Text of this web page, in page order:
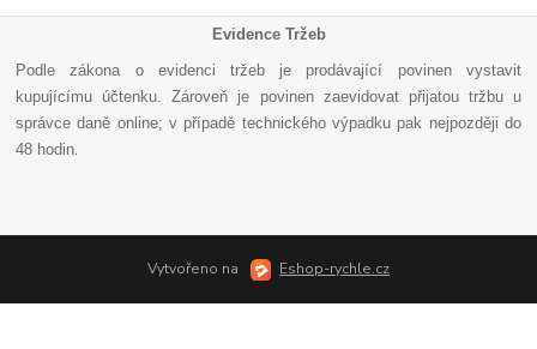
Evidence Tržeb
Podle zákona o evidenci tržeb je prodávající povinen vystavit
kupujícímu účtenku. Zároveň je povinen zaevidovat přijatou tržbu u
správce daně online; v případě technického výpadku pak nejpozději do
48 hodin
Vytvořeno na Eshop-rychle.cz